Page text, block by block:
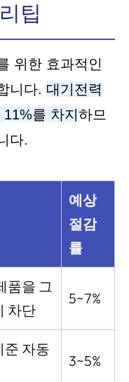
팁
위한 효과적인
니다. 대기전력
를 차지 하므
다.
예상
절감
률
품을 그
차단
5~7%
준 자동
3~5%